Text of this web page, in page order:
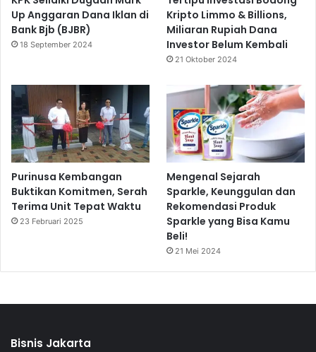
Up Anggaran Dana Iklan di
Bank Bjb (BJBR)
18 September 2024
Kripto Limmo & Billions,
Miliaran Rupiah Dana
Investor Belum Kembali
21 Oktober 2024
Purinusa Kembangan
Buktikan Komitmen, Serah
Terima Unit Tepat Waktu
23 Februari 2025
Mengenal Sejarah
Sparkle, Keunggulan dan
Rekomendasi Produk
Sparkle yang Bisa Kamu
Beli!
21 Mei 2024
Bisnis Jakarta